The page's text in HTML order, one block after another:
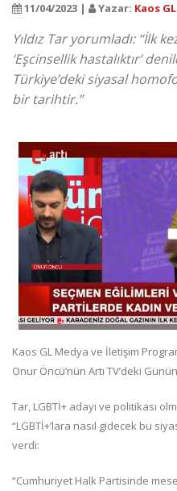
11/04/2023 | Yazar: Kaos GL
Yıldız Tar yorumladı: “İlk
‘Eşcinsellik hastalıktır’
Türkiye’deki siyasal
bir tarihtir.”
Kaos GL Medya ve İletişim
Onur Öncü’nün Artı TV’deki
Tar, LGBTİ+ adayı ve politikası
“LGBTİ+’lara nasıl gidecek bu
verdi:
“Cumhuriyet Halk Partisinde